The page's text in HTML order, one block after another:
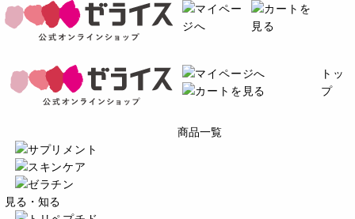
トッ
プ
商品一覧
見る・知る